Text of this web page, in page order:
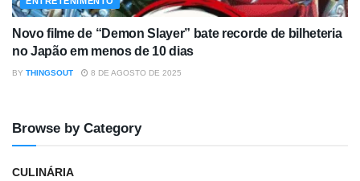
Novo filme de “Demon Slayer” bate recorde de bilheteria
no Japão em menos de 10 dias
BY THINGSOUT 8 DE AGOSTO DE 2025
Browse by Category
CULINÁRIA